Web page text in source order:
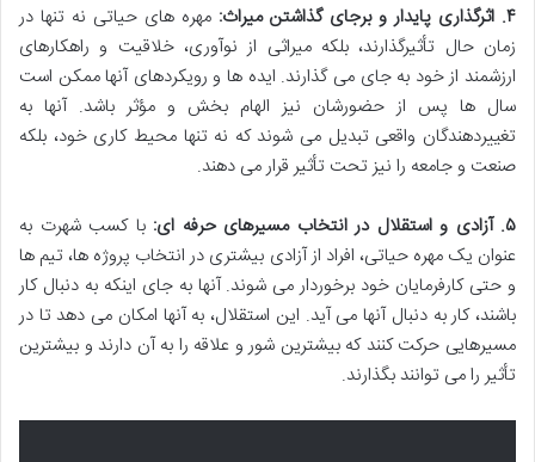
۴. اثرگذاری پایدار و برجای گذاشتن میراث:
مهره های حیاتی نه تنها در
زمان حال تأثیرگذارند، بلکه میراثی از نوآوری، خلاقیت و راهکارهای
ارزشمند از خود به جای می گذارند. ایده ها و رویکردهای آنها ممکن است
سال ها پس از حضورشان نیز الهام بخش و مؤثر باشد. آنها به
تغییردهندگان واقعی تبدیل می شوند که نه تنها محیط کاری خود، بلکه
صنعت و جامعه را نیز تحت تأثیر قرار می دهند.
۵. آزادی و استقلال در انتخاب مسیرهای حرفه ای:
با کسب شهرت به
عنوان یک مهره حیاتی، افراد از آزادی بیشتری در انتخاب پروژه ها، تیم ها
و حتی کارفرمایان خود برخوردار می شوند. آنها به جای اینکه به دنبال کار
باشند، کار به دنبال آنها می آید. این استقلال، به آنها امکان می دهد تا در
مسیرهایی حرکت کنند که بیشترین شور و علاقه را به آن دارند و بیشترین
تأثیر را می توانند بگذارند.